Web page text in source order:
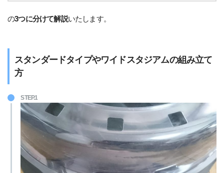
の3つに分けて解説いたします。
スタンダードタイプやワイドスタジアムの組み立て
方
STEP.1